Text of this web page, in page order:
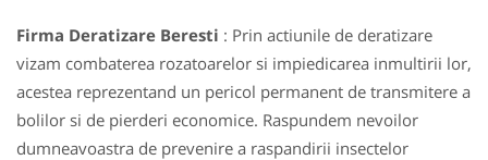
Firma Deratizare Beresti : Prin actiunile de deratizare
vizam combaterea rozatoarelor si impiedicarea inmultirii lor,
acestea reprezentand un pericol permanent de transmitere a
bolilor si de pierderi economice. Raspundem nevoilor
dumneavoastra de prevenire a raspandirii insectelor